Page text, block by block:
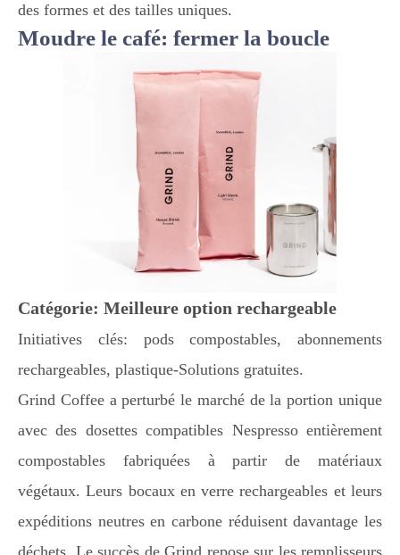
des formes et des tailles uniques.
Moudre le café: fermer la boucle
Catégorie: Meilleure option rechargeable
Initiatives clés: pods compostables, abonnements
rechargeables, plastique-Solutions gratuites.
Grind Coffee a perturbé le marché de la portion unique
avec des dosettes compatibles Nespresso entièrement
compostables fabriquées à partir de matériaux
végétaux. Leurs bocaux en verre rechargeables et leurs
expéditions neutres en carbone réduisent davantage les
déchets. Le succès de Grind repose sur les remplisseurs